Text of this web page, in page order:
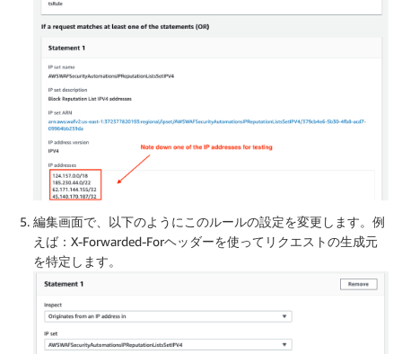
編集画面で、以下のようにこのルールの設定を変更します。例
えば：X-Forwarded-Forヘッダーを使ってリクエストの生成元
を特定します。